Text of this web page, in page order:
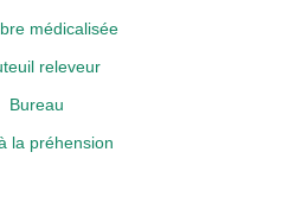
médicalisée
releveur
Bureau
la préhension